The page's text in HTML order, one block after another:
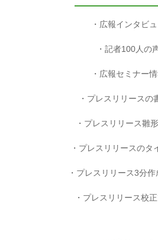
広報インタビ
記者100人の
広報セミナー
プレスリリースの
プレスリリース雛
プレスリリースのタ
プレスリリース3分作
プレスリリース校